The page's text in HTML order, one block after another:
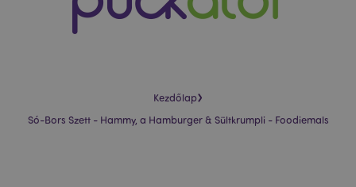
Kezdőlap›
Só-Bors Szett - Hammy, a Hamburger & Sültkrumpli - Foodiemals